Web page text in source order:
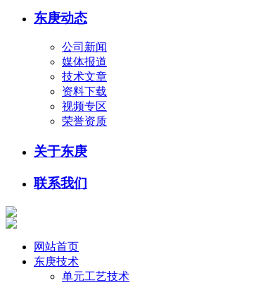
东庚动态
公司新闻
媒体报道
技术文章
资料下载
视频专区
荣誉资质
关于东庚
联系我们
网站首页
东庚技术
单元工艺技术